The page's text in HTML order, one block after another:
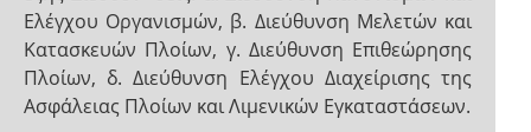
Ελέγχου Οργανισμών, β. Διεύθυνση Μελετών και
Κατασκευών Πλοίων, γ. Διεύθυνση Επιθεώρησης
Πλοίων, δ. Διεύθυνση Ελέγχου Διαχείρισης της
Ασφάλειας Πλοίων και Λιμενικών Εγκαταστάσεων.